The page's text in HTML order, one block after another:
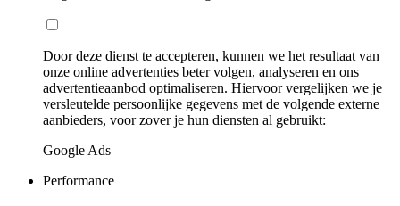
Door deze dienst te accepteren, kunnen we het resultaat van
onze online advertenties beter volgen, analyseren en ons
advertentieaanbod optimaliseren. Hiervoor vergelijken we je
versleutelde persoonlijke gegevens met de volgende externe
aanbieders, voor zover je hun diensten al gebruikt:
Google Ads
Performance